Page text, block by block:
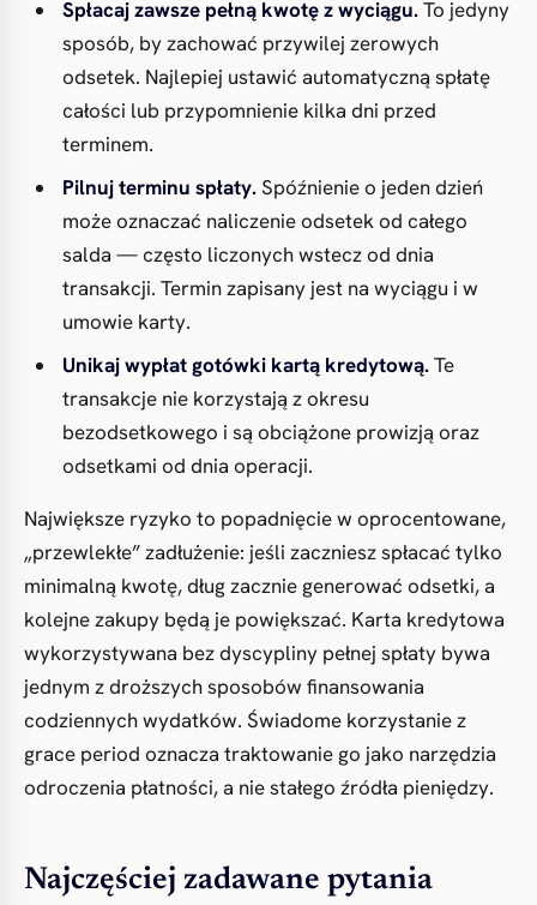
Spłacaj zawsze pełną kwotę z wyciągu.To jedyny
sposób, by zachować przywilej zerowych
odsetek. Najlepiej ustawić automatyczną spłatę
całości lub przypomnienie kilka dni przed
terminem.
Pilnuj terminu spłaty.Spóźnienie o jeden dzień
może oznaczać naliczenie odsetek od całego
salda — często liczonych wstecz od dnia
transakcji. Termin zapisany jest na wyciągu i w
umowie karty.
Unikaj wypłat gotówki kartą kredytową.Te
transakcje nie korzystają z okresu
bezodsetkowego i są obciążone prowizją oraz
odsetkami od dnia operacji.
Największe ryzyko to popadnięcie w oprocentowane,
„przewlekłe” zadłużenie: jeśli zaczniesz spłacać tylko
minimalną kwotę, dług zacznie generować odsetki, a
kolejne zakupy będą je powiększać. Karta kredytowa
wykorzystywana bez dyscypliny pełnej spłaty bywa
jednym z droższych sposobów finansowania
codziennych wydatków. Świadome korzystanie z
grace period oznacza traktowanie go jako narzędzia
odroczenia płatności, a nie stałego źródła pieniędzy.
Najczęściej zadawane pytania